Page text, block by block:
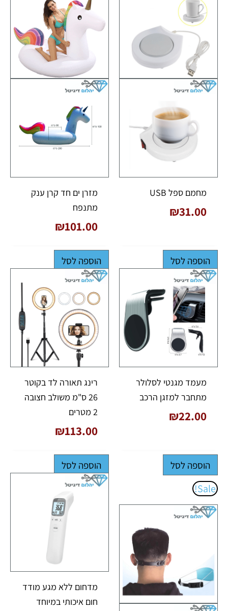
מחמם ספל USB
₪31.00
הוספה לסל
מזרן ים חד קרן ענק
מתנפח
₪101.00
הוספה לסל
מעמד מגנטי לסלולר
מתחבר למזגן הרכב
₪22.00
הוספה לסל
רינג תאורה לד בקוטר
26 ס"מ משולב חצובה
2 מטרים
₪113.00
הוספה לסל
Sale!
המחיר
היה:
₪52.00.
הוא:
₪36.00.
מדחום ללא מגע מודד
חום איכותי במיוחד